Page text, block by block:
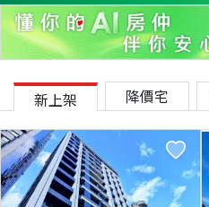
新上架 降價宅